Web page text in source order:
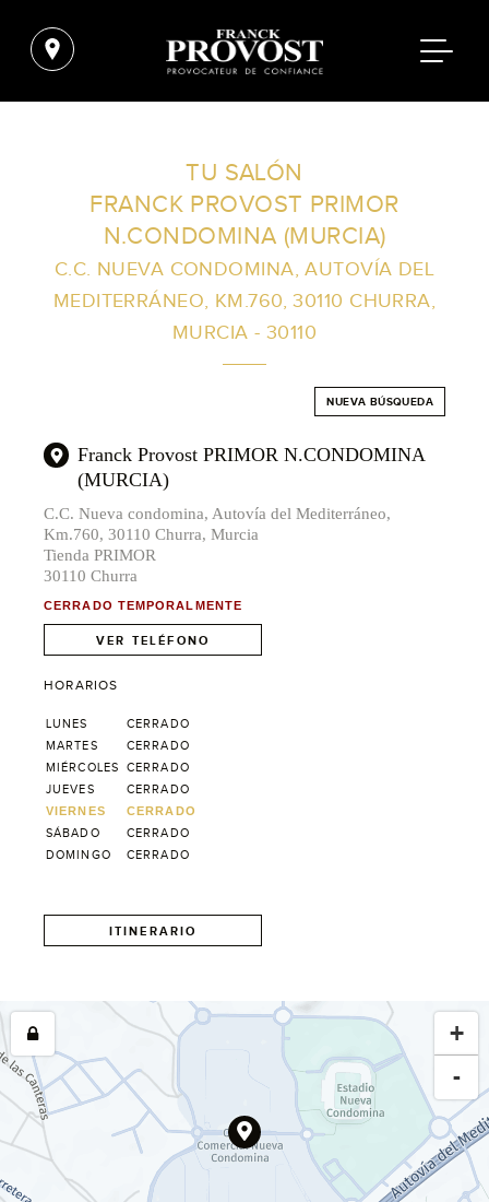
FILTROS AVANZADOS
ESPAÑA
TU SALÓN
FRANCK PROVOST PRIMOR
N.CONDOMINA (MURCIA)
C.C. NUEVA CONDOMINA, AUTOVÍA DEL
MEDITERRÁNEO, KM.760, 30110 CHURRA,
MURCIA - 30110
NUEVA BÚSQUEDA
Franck Provost PRIMOR N.CONDOMINA
(MURCIA)
C.C. Nueva condomina, Autovía del Mediterráneo,
Km.760, 30110 Churra, Murcia
Tienda PRIMOR
30110 Churra
CERRADO TEMPORALMENTE
VER TELÉFONO
HORARIOS
LUNES
CERRADO
MARTES
CERRADO
MIÉRCOLES
CERRADO
JUEVES
CERRADO
VIERNES
CERRADO
SÁBADO
CERRADO
DOMINGO
CERRADO
ITINERARIO
+
-